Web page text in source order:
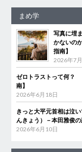
まめ学
写真に埋
かないの
指南】
2026年7
ゼロトラストって何？
南】
2026年6月18日
きっと大平元首相は泣
んきょう）－本田雅俊の
2026年6月10日